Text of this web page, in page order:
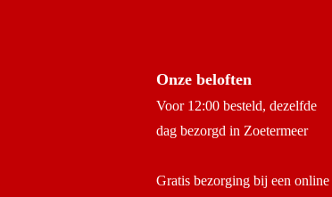
Onze beloften
Voor 12:00 besteld, dezelfde
dag bezorgd in Zoetermeer
Gratis bezorging bij een